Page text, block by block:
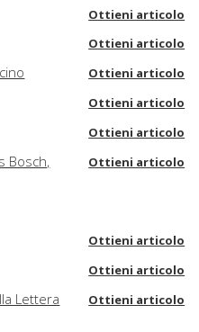
Ottieni articolo
Ottieni articolo
Ottieni articolo
Ottieni articolo
Ottieni articolo
Bosch,
Ottieni articolo
Ottieni articolo
Ottieni articolo
Lettera
Ottieni articolo